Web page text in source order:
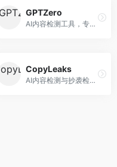
GPTZero
AI内容检测工具，专注于AI生成文本识别。面向教育工作者和出版商，提供文本检测、批量分析、API接口等服务，检测准确率高。
CopyLeaks
AI内容检测与抄袭检测平台，专注于内容原创性验证。面向教育机构和出版商，提供AI检测、抄袭检测、多语言支持等服务，检测全面。